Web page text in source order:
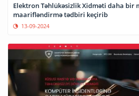
Elektron Təhlükəsizlik Xidməti daha bir
maarifləndirmə tədbiri keçirib
13-09-2024